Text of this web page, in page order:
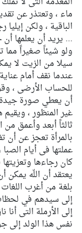
ماء ، وتعتذر عن
الباقية ، ولكن
... يريد أن يعلمها
ولو شيئاً صغيراً
سيلا من الزيت لا
عندما نقف أمام
للحساب الأرضى ،
أن يعطي صورة جيدة
غير المنظور ،
ثالثاً أبعد وأعمق من
بالمرأة تعجز عن أن
عملتها فى أيام
كان رجاءها
يعتقد أن اللّه يمكن
بلغة من أغرب اللغات
إلى سيدهم في
إلى الأرملة التى
نفس هذا الولد إلى جوفه " " 1مل